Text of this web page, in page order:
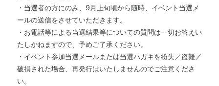
・当選者の方にのみ、9月上旬頃から随時、イベント当選メ
ールの送信をさせていただきます。
・お電話等による当選結果等についての質問は一切お答えい
たしかねますので、予めご了承ください。
・イベント参加当選メールまたは当選ハガキを紛失／盗難／
破損された場合、再発行はいたしませんのでご注意くださ
い。